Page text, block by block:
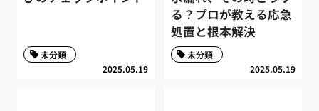
2025.05.19
未分類
る？プロが教える応急
処置と根本解決
2025.05.19
未分類